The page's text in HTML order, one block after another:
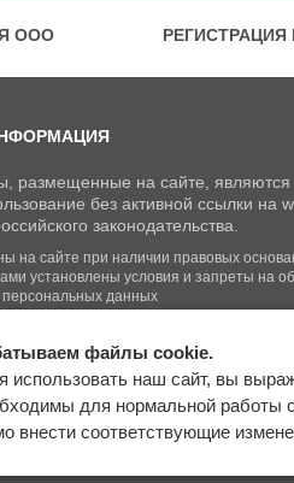
ООО РЕГИСТРАЦИЯ
размещенные на сайте, являются
без активной ссылки на
законодательства.
на сайте при наличии правовых
установлены условия и запреты на
персональных данных
2013–2026
Входим в
файлы cookie.
использовать наш сайт, вы
для нормальной работы
внести соответствующие